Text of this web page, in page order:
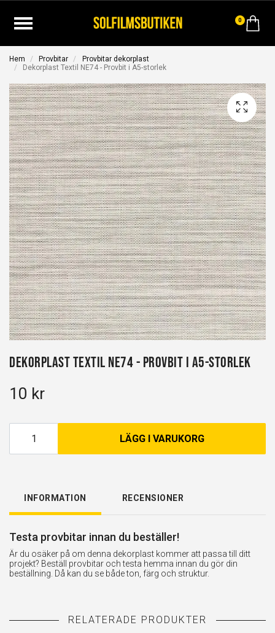
0
Hem Provbitar
Provbitar dekorplast
Dekorplast Textil NE74 - Provbit i A5-storlek
Dekorplast Textil NE74 - Provbit i A5-storlek
10 kr
LÄGG I VARUKORG
INFORMATION RECENSIONER
Testa provbitar innan du beställer!
Är du osäker på om denna dekorplast kommer att passa till ditt
projekt? Beställ provbitar och testa hemma innan du gör din
beställning. Då kan du se både ton, färg och struktur.